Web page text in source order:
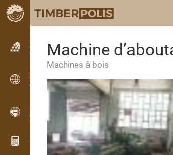
Petites annonces
Annonces texte
Petites annonces
Annonces internationales
OPTI-TIMB
Plans de débit
Calculateurs pour le bois
Machine
Machines à bois